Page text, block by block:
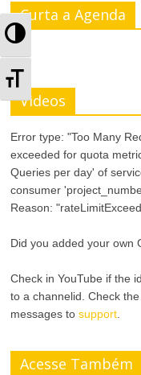
A
t
e
r
n
A
t
A
e
r
n
a
r
Curta a Agenda
Videos
Error type: "Too Many
exceeded for quota
Queries per day' of
consumer
Reason:
Did you added your own
Check in YouTube if the id
to a channelid. Check the
messages tosupport
Acesse Também